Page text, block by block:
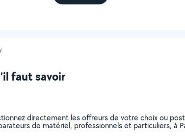
faut savoir
directement les offreurs de votre choix ou
de matériel, professionnels et particuliers, à